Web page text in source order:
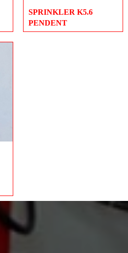
SPRINKLER K5.6
PENDENT